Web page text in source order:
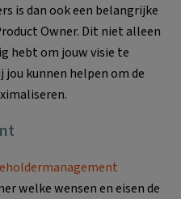
is dan ook een belangrijke
Owner. Dit niet alleen
hebt om jouw visie te
kunnen helpen om de
welke wensen en eisen de